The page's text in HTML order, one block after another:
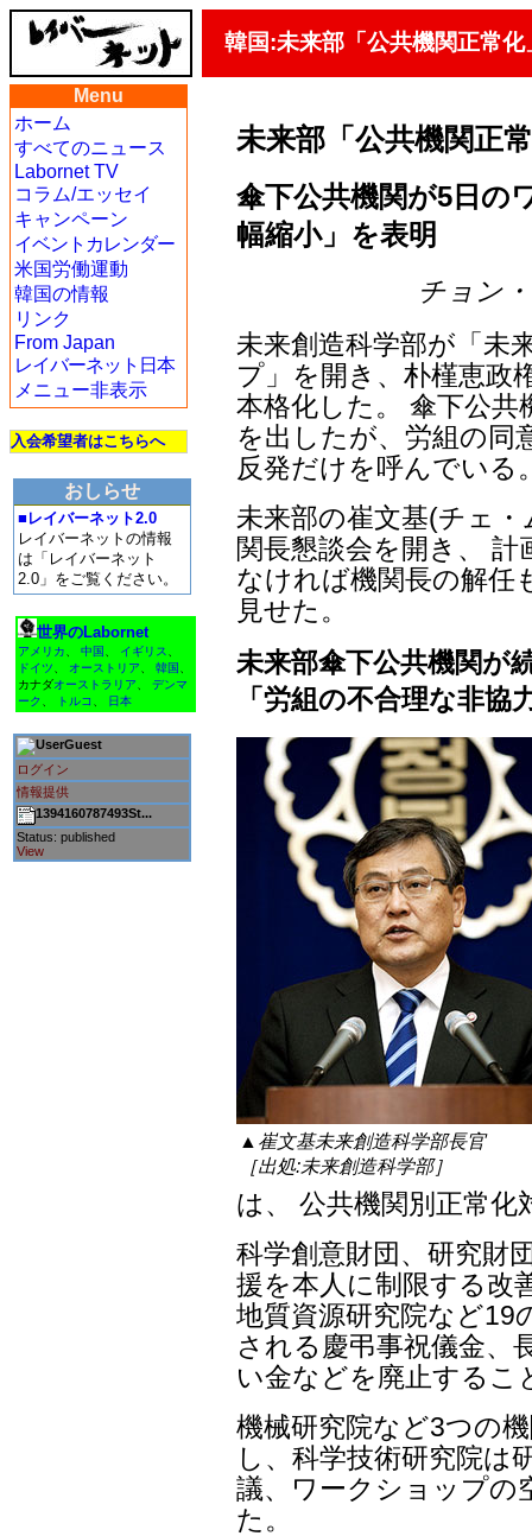
韓国:未来部「公共機関正常
Menu
ホーム
すべてのニュース
Labornet TV
コラム/エッセイ
キャンペーン
イベントカレンダー
米国労働運動
韓国の情報
リンク
From Japan
レイバーネット日本
メニュー非表示
入会希望者はこちらへ
おしらせ
■レイバーネット2.0
レイバーネットの情報
は「レイバーネット
2.0」をご覧ください。
世界のLabornet
アメリカ 中国 イギリス
ドイツ
オーストリア 韓国
カナダオーストラリア
デンマ
ーク
トルコ 日本
Guest
ログイン
情報提供
1394160787493St...
Status: published
View
未来部「公共機関正
傘下公共機関が5日の
幅縮小」を表明
チョン
未来創造科学部が「未
プ」を開き、朴槿恵政
本格化した。 傘下公共
を出したが、労組の同
反発だけを呼んでいる
未来部の崔文基(チェ
関長懇談会を開き、
なければ機関長の解任
見せた。
未来部傘下公共機関が
「労組の不合理な非
▲崔文基未来創造科学部長官
［出処:未来創造科学部］
は、 公共機関別正常
科学創意財団、研究財
援を本人に制限する改
地質資源研究院など19
される慶弔事祝儀金、
い金などを廃止するこ
機械研究院など3つの
し、科学技術研究院は
議、ワークショップの
た。